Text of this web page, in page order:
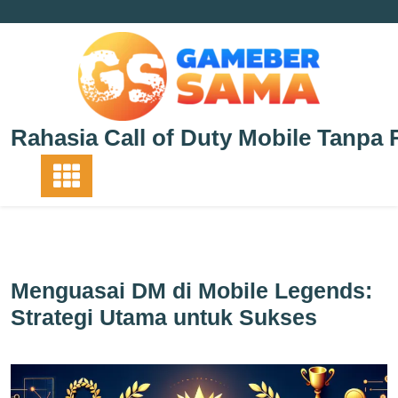
Rahasia Call of Duty Mobile Tanpa
Menguasai DM di Mobile Legends:
Strategi Utama untuk Sukses